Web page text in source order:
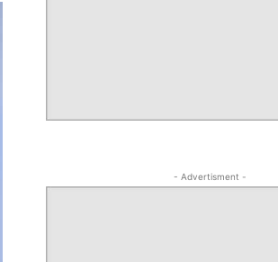
- Advertisment -